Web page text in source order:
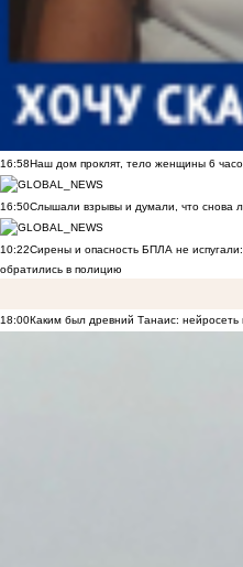
16:58Наш дом проклят, тело женщины 6
16:50Слышали взрывы и думали, что снова
10:22Сирены и опасность БПЛА не
обратились в полицию
18:00Каким был древний Танаис: нейросеть